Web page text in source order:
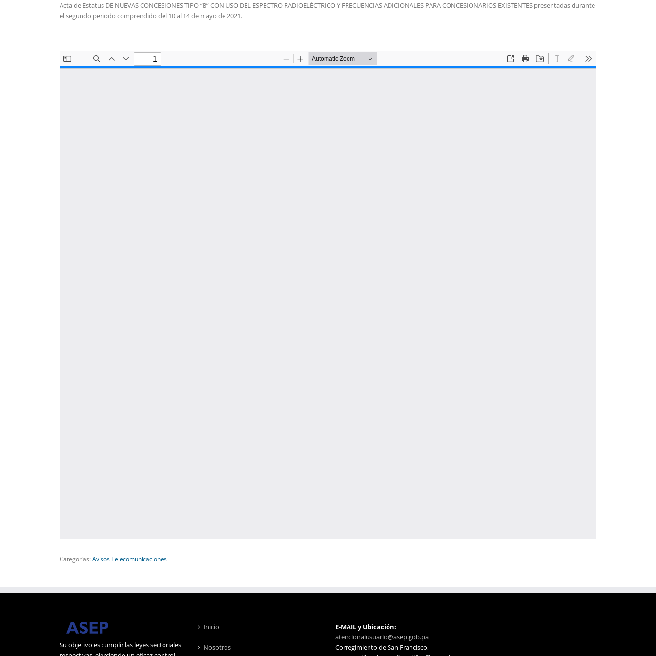
Acta de Estatus DE NUEVAS CONCESIONES TIPO “B” CON USO DEL ESPECTRO RADIOELÉCTRICO Y FRECUENCIAS ADICIONALES PARA CONCESIONARIOS EXISTENTES presentadas durante
el segundo periodo comprendido del 10 al 14 de mayo de 2021.
Categorías: Avisos Telecomunicaciones
Su objetivo es cumplir las leyes sectoriales
Inicio
Nosotros
E-MAIL y Ubicación:
atencionalusuario@asep.gob.pa
Corregimiento de San Francisco,